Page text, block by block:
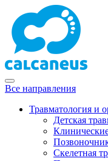
Все направления
Травматология и
Детская
Скелетная